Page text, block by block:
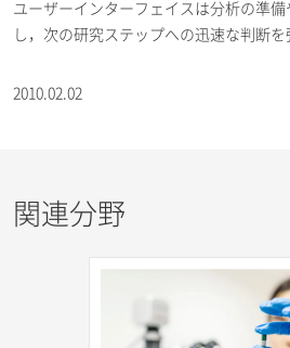
ユーザーインターフェイスは分析の準
し，次の研究ステップへの迅速な判断を
2010.02.02
関連分野